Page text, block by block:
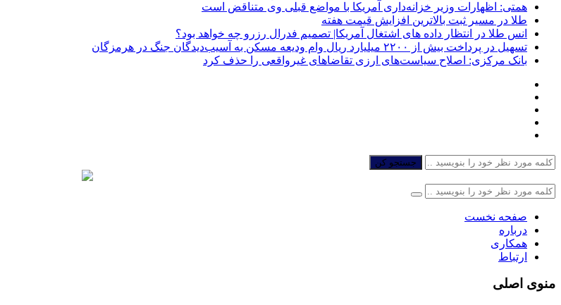
همتی: اظهارات وزیر خزانه‌داری آمریکا با مواضع قبلی وی متناقض است
طلا در مسیر ثبت بالاترین افزایش قیمت هفته
انس طلا در انتظار داده های اشتغال آمریکا| تصمیم فدرال رزرو چه خواهد بود؟
تسهیل در پرداخت بیش از ۲۲۰۰ میلیارد ریال وام ودیعه مسکن به آسیب‌دیدگان جنگ در هرمزگان
بانک مرکزی: اصلاح سیاست‌های ارزی تقاضاهای غیرواقعی را حذف کرد
جستجو کن
صفحه نخست
درباره
همکاری
ارتباط
منوی اصلی